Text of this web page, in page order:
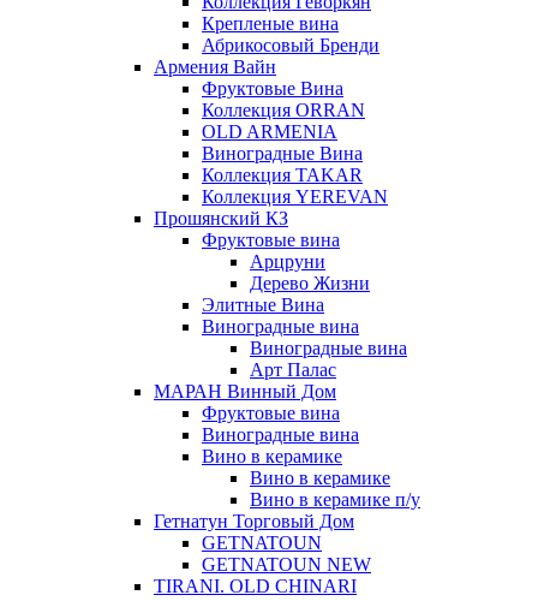
Крепленые вина
Абрикосовый Бренди
Армения Вайн
Фруктовые Вина
Коллекция ORRAN
OLD ARMENIA
Виноградные Вина
Коллекция TAKAR
Коллекция YEREVAN
Прошянский КЗ
Фруктовые вина
Арцруни
Дерево Жизни
Элитные Вина
Виноградные вина
Виноградные вина
Арт Палас
МАРАН Винный Дом
Фруктовые вина
Виноградные вина
Вино в керамике
Вино в керамике
Вино в керамике п/у
Гетнатун Торговый Дом
GETNATOUN
GETNATOUN NEW
TIRANI. OLD CHINARI